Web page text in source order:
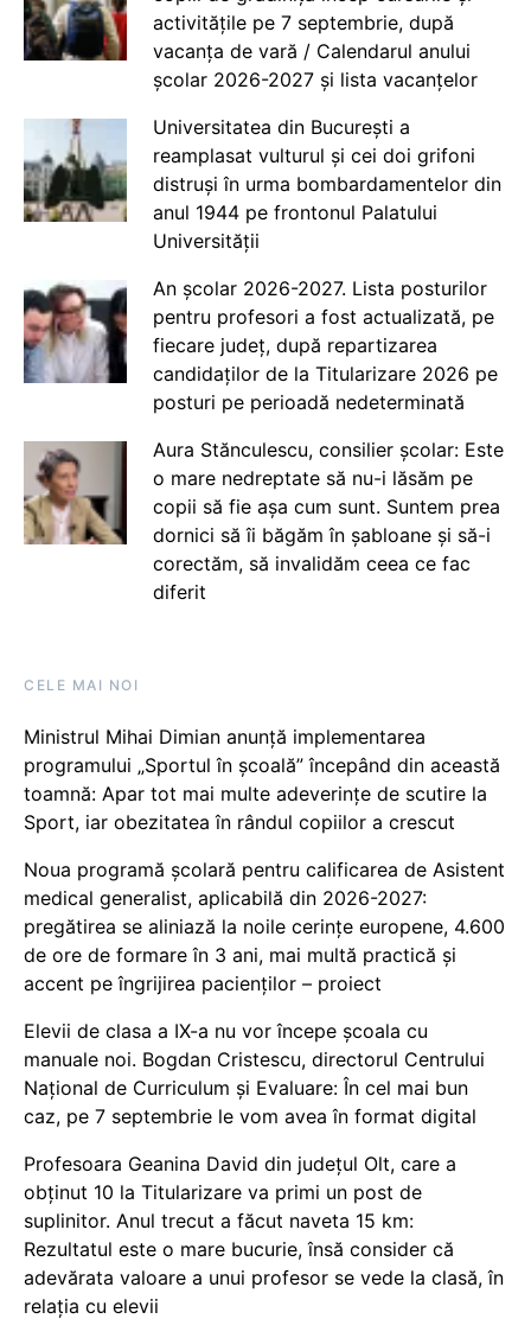
activitățile pe 7 septembrie, după
vacanța de vară / Calendarul anului
școlar 2026-2027 și lista vacanțelor
Universitatea din București a
reamplasat vulturul și cei doi grifoni
distruși în urma bombardamentelor din
anul 1944 pe frontonul Palatului
Universității
An școlar 2026-2027. Lista posturilor
pentru profesori a fost actualizată, pe
fiecare județ, după repartizarea
candidaților de la Titularizare 2026 pe
posturi pe perioadă nedeterminată
Aura Stănculescu, consilier școlar: Este
o mare nedreptate să nu-i lăsăm pe
copii să fie așa cum sunt. Suntem prea
dornici să îi băgăm în șabloane și să-i
corectăm, să invalidăm ceea ce fac
diferit
CELE MAI NOI
Ministrul Mihai Dimian anunță implementarea
programului „Sportul în școală” începând din această
toamnă: Apar tot mai multe adeverințe de scutire la
Sport, iar obezitatea în rândul copiilor a crescut
Noua programă școlară pentru calificarea de Asistent
medical generalist, aplicabilă din 2026-2027:
pregătirea se aliniază la noile cerințe europene, 4.600
de ore de formare în 3 ani, mai multă practică și
accent pe îngrijirea pacienților – proiect
Elevii de clasa a IX-a nu vor începe școala cu
manuale noi. Bogdan Cristescu, directorul Centrului
Național de Curriculum și Evaluare: În cel mai bun
caz, pe 7 septembrie le vom avea în format digital
Profesoara Geanina David din județul Olt, care a
obținut 10 la Titularizare va primi un post de
suplinitor. Anul trecut a făcut naveta 15 km:
Rezultatul este o mare bucurie, însă consider că
adevărata valoare a unui profesor se vede la clasă, în
relația cu elevii